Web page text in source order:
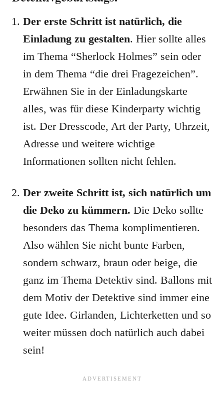
Der erste Schritt ist natürlich, die
Einladung zu gestalten. Hier sollte alles
im Thema “Sherlock Holmes” sein oder
in dem Thema “die drei Fragezeichen”.
Erwähnen Sie in der Einladungskarte
alles, was für diese Kinderparty wichtig
ist. Der Dresscode, Art der Party, Uhrzeit,
Adresse und weitere wichtige
Informationen sollten nicht fehlen.
Der zweite Schritt ist, sich natürlich um
die Deko zu kümmern. Die Deko sollte
besonders das Thema komplimentieren.
Also wählen Sie nicht bunte Farben,
sondern schwarz, braun oder beige, die
ganz im Thema Detektiv sind. Ballons mit
dem Motiv der Detektive sind immer eine
gute Idee. Girlanden, Lichterketten und so
weiter müssen doch natürlich auch dabei
sein!